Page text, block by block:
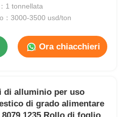
Alta barriera
al calore per
Imballaggio
1 tonnellata
：3000-3500 usd/ton
Ora chiacchieri
di alluminio per uso
di grado alimentare
8079 1235 Rollo di foglio